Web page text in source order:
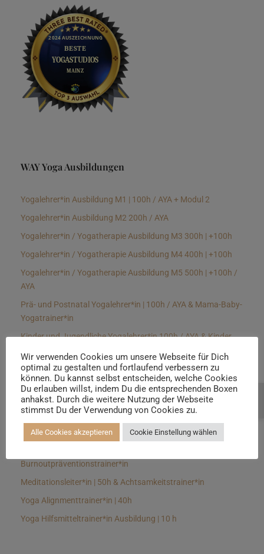
WAY Yoga Ausbildungen
Yogalehrer*in Ausbildung M1 | 100h / AYA + Modul 2
Yogalehrer*in Ausbildung M2 200h / AYA
Yogalehrer*in / Yogatherapie Ausbildung M3 300h | +100h
Yogalehrer*in / Yogatherapie Ausbildung M4 400h | +100h
Yogalehrer*in / Yogatherapie Ausbildung M5 500h | +100h /
AYA
Prä- und Postnatal Yogalehrer*in | 100h / AYA & Mama-Baby-
Yogatrainer*in
Kinder und Jugendliche Yogalehrer*in 100h / AYA & Kinder
Yin Yogalehrer*in | 100 h & Faszientrainer*in
Hormon Yogalehrer*in / Yogatherapeut*in &
Stressmanagementtrainer*in | 70h
Longevitytrainer*in
Burnoutpräventionstrainer*in
Meditationsleiter*in | 50h & Achtsamkeitstrainer*in
Yoga Alignmenttrainer*in | 40h
Yoga Hilfsmitteltrainer*in Ausbildung | 10 h
Wir verwenden Cookies um unsere Webseite für Dich
optimal zu gestalten und fortlaufend verbessern zu
können. Du kannst selbst entscheiden, welche Cookies
Du erlauben willst, indem Du die entsprechenden Boxen
anhakst. Durch die weitere Nutzung der Webseite
stimmst Du der Verwendung von Cookies zu.
Alle Cookies akzeptieren Cookie Einstellung wählen
Beratung buchen